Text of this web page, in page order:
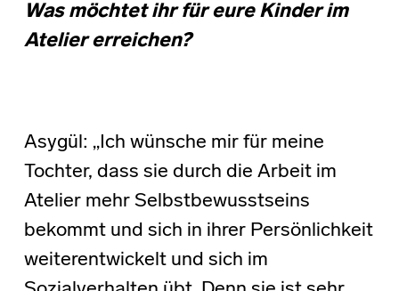
Was möchtet ihr für eure Kinder im
Atelier erreichen?
Asygül: „Ich wünsche mir für meine
Tochter, dass sie durch die Arbeit im
Atelier mehr Selbstbewusstseins
bekommt und sich in ihrer Persönlichkeit
weiterentwickelt und sich im